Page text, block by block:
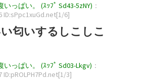
っぱい。 (ｽｯﾌﾟ Sd43-5zNY) ：
ID:sPpc1xuGd.net[1/6]
匂いするしこしこ
っぱい。 (ｽｯﾌﾟ Sd03-Lkgv) ：
ID:pROLPH7Pd.net[1/3]